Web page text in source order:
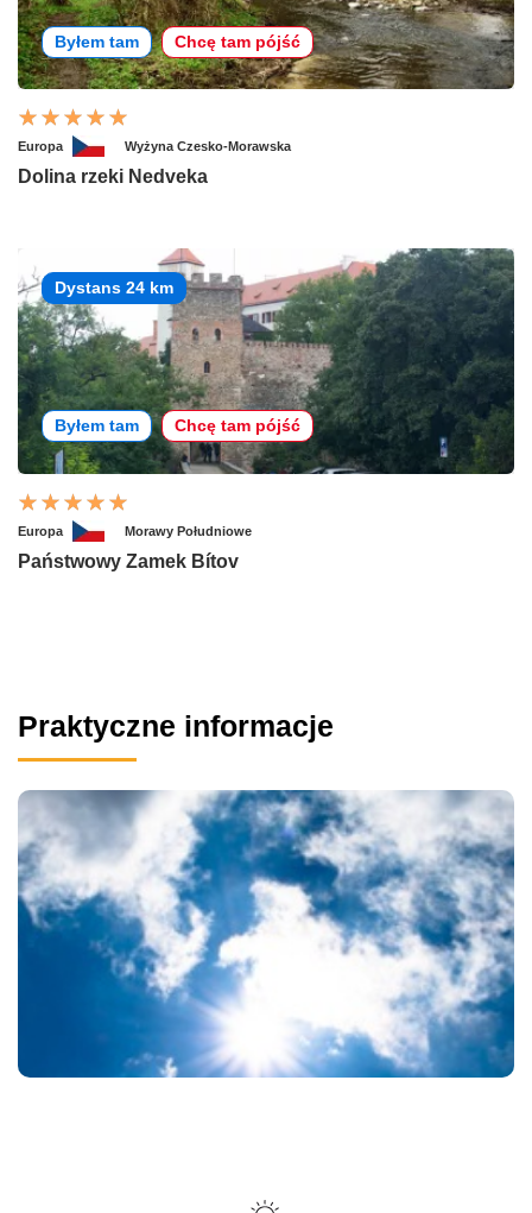
Byłem tam Chcę tam pójść
Europa Wyżyna Czesko-Morawska
Dolina rzeki Nedveka
Dystans 24 km
Byłem tam Chcę tam pójść
Europa Morawy Południowe
Państwowy Zamek Bítov
Praktyczne informacje